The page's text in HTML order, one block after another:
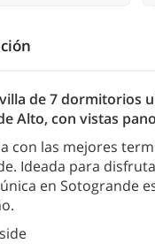
de 7 dormitorios
Alto, con vistas
con las mejores
Ideada para
en Sotogrande